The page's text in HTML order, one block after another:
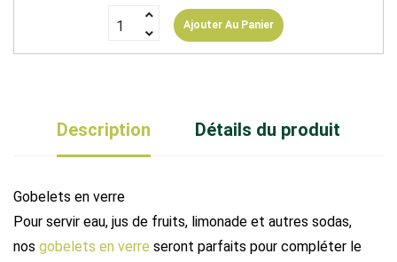
Ajouter Au Panier
Description Détails du produit
Gobelets en verre
Pour servir eau, jus de fruits, limonade et autres sodas,
nos gobelets en verre seront parfaits pour compléter le